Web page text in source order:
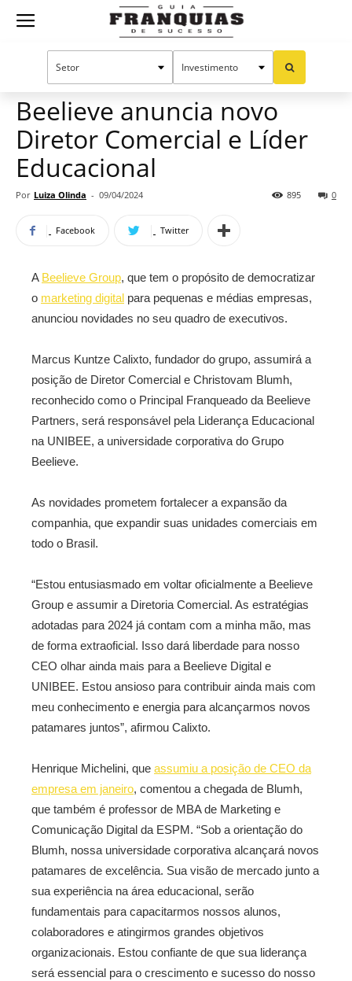
Guia
Manual do sucesso
Beelieve anuncia novo
Diretor Comercial e Líder
Educacional
Por Luiza Olinda - 09/04/2024 0
895
Facebook Twitter
A Beelieve Group, que tem o propósito de democratizar
o marketing digital para pequenas e médias empresas,
anunciou novidades no seu quadro de executivos.
Marcus Kuntze Calixto, fundador do grupo, assumirá a
posição de Diretor Comercial e Christovam Blumh,
reconhecido como o Principal Franqueado da Beelieve
Partners, será responsável pela Liderança Educacional
na UNIBEE, a universidade corporativa do Grupo
Beelieve.
As novidades prometem fortalecer a expansão da
companhia, que expandir suas unidades comerciais em
todo o Brasil.
“Estou entusiasmado em voltar oficialmente a Beelieve
Group e assumir a Diretoria Comercial. As estratégias
adotadas para 2024 já contam com a minha mão, mas
de forma extraoficial. Isso dará liberdade para nosso
CEO olhar ainda mais para a Beelieve Digital e
UNIBEE. Estou ansioso para contribuir ainda mais com
meu conhecimento e energia para alcançarmos novos
patamares juntos”, afirmou Calixto.
Henrique Michelini, que assumiu a posição de CEO da
empresa em janeiro, comentou a chegada de Blumh,
que também é professor de MBA de Marketing e
Comunicação Digital da ESPM. “Sob a orientação do
Blumh, nossa universidade corporativa alcançará novos
patamares de excelência. Sua visão de mercado junto a
sua experiência na área educacional, serão
fundamentais para capacitarmos nossos alunos,
colaboradores e atingirmos grandes objetivos
organizacionais. Estou confiante de que sua liderança
será essencial para o crescimento e sucesso do nosso